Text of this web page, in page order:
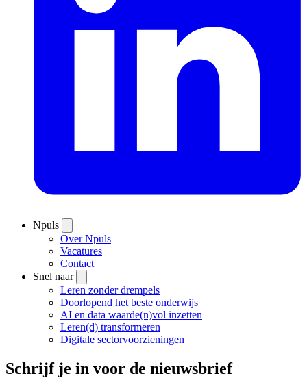
Npuls
Over Npuls
Vacatures
Contact
Snel naar
Leren zonder drempels
Doorlopend het beste onderwijs
AI en data waarde(n)vol inzetten
Leren(d) transformeren
Digitale sectorvoorzieningen
Schrijf je in voor de nieuwsbrief